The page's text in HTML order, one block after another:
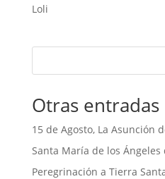
Loli
Otras entradas
15 de Agosto, La Asunción
Santa María de los
Peregrinación a Tierra